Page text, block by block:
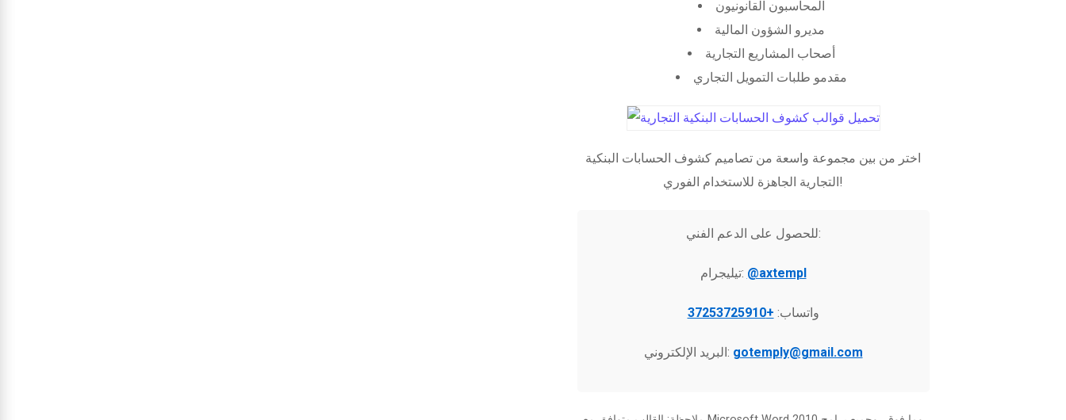
المحاسبون القانونيون
مديرو الشؤون المالية
أصحاب المشاريع التجارية
مقدمو طلبات التمويل التجاري
اختر من بين مجموعة واسعة من تصاميم كشوف الحسابات البنكية
التجارية الجاهزة للاستخدام الفوري!
للحصول على الدعم الفني:
تيليجرام: @axtempl
واتساب: +37253725910
البريد الإلكتروني: gotemply@gmail.com